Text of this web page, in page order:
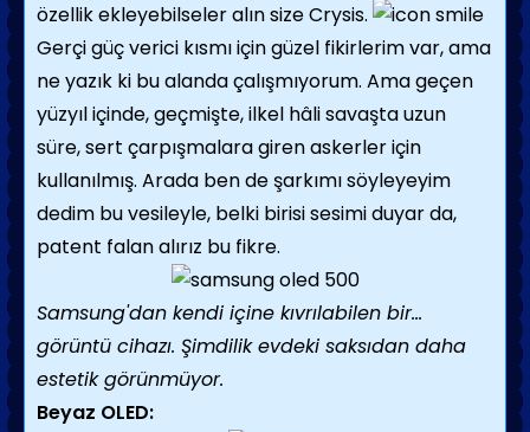
özellik ekleyebilseler alın size Crysis.
Gerçi güç verici kısmı için güzel fikirlerim var, ama
ne yazık ki bu alanda çalışmıyorum. Ama geçen
yüzyıl içinde, geçmişte, ilkel hâli savaşta uzun
süre, sert çarpışmalara giren askerler için
kullanılmış. Arada ben de şarkımı söyleyeyim
dedim bu vesileyle, belki birisi sesimi duyar da,
patent falan alırız bu fikre.
Samsung'dan kendi içine kıvrılabilen bir…
görüntü cihazı. Şimdilik evdeki saksıdan daha
estetik görünmüyor.
Beyaz OLED: